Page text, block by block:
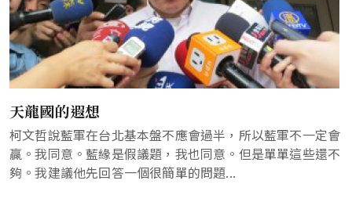
天龍國的遐想
柯文哲說藍軍在台北基本盤不應會過半，所以藍軍不一定會
贏。我同意。藍緣是假議題，我也同意。但是單單這些還不
夠。我建議他先回答一個很簡單的問題...